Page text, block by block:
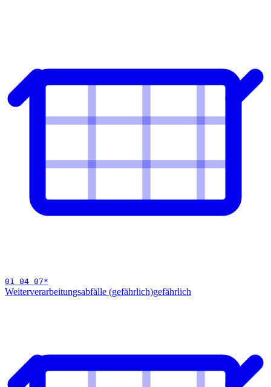
01 04 07*
Weiterverarbeitungsabfälle (gefährlich)gefährlich